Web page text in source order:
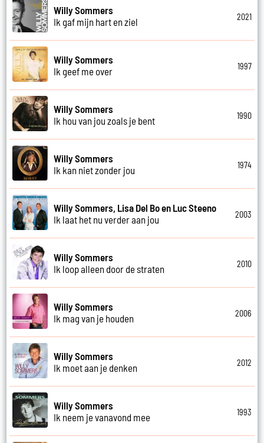
Willy Sommers
Ik gaf mijn hart en ziel
2021
Willy Sommers
Ik geef me over
1997
Willy Sommers
Ik hou van jou zoals je bent
1990
Willy Sommers
Ik kan niet zonder jou
1974
Willy Sommers, Lisa Del Bo en Luc Steeno
Ik laat het nu verder aan jou
2003
Willy Sommers
Ik loop alleen door de straten
2010
Willy Sommers
Ik mag van je houden
2006
Willy Sommers
Ik moet aan je denken
2012
Willy Sommers
Ik neem je vanavond mee
1993